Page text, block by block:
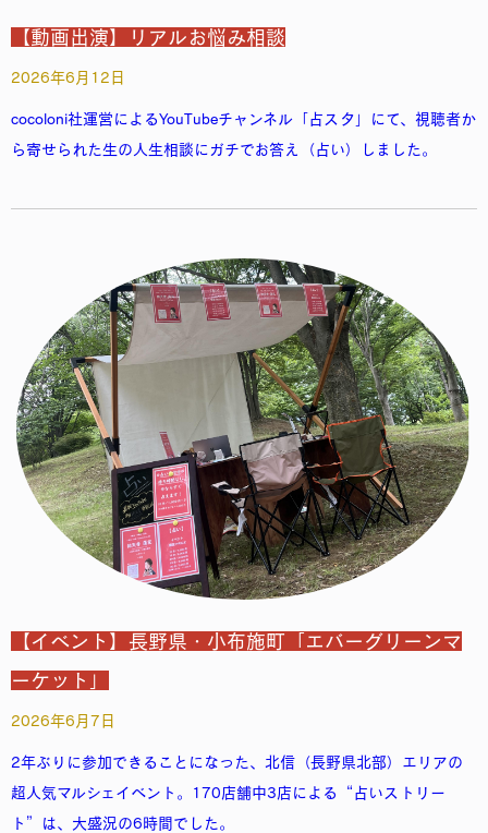
【動画出演】リアルお悩み相談
2026年6月12日
cocoloni社運営によるYouTubeチャンネル「占スタ」にて、視聴者か
ら寄せられた生の人生相談にガチでお答え（占い）しました。
【イベント】長野県・小布施町「エバーグリーンマ
ーケット」
2026年6月7日
2年ぶりに参加できることになった、北信（長野県北部）エリアの
超人気マルシェイベント。170店舗中3店による“占いストリー
ト”は、大盛況の6時間でした。